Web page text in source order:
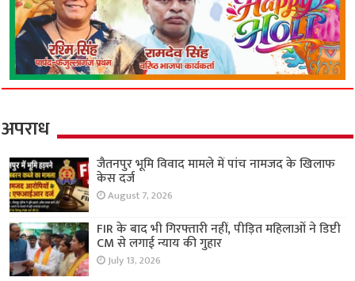
अपराध
जैतनपुर भूमि विवाद मामले में पांच नामजद के खिलाफ
केस दर्ज
August 7, 2026
FIR के बाद भी गिरफ्तारी नहीं, पीड़ित महिलाओं ने डिप्टी
CM से लगाई न्याय की गुहार
July 13, 2026